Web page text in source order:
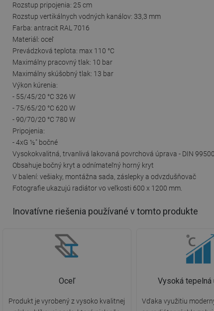
Rozstup pripojenia: 25 cm
Rozstup vertikálnych vodných kanálov: 33,3 mm
Farba: antracit RAL 7016
Materiál: oceľ
Prevádzková teplota: max 110 °C
Maximálny pracovný tlak: 10 bar
Maximálny skúšobný tlak: 13 bar
Výkon kúrenia:
- 55/45/20 °C 326 W
- 75/65/20 °C 620 W
- 90/70/20 °C 780 W
Pripojenia:
- 4xG ½″ bočné
Vysokokvalitná, trvanlivá lakovaná povrchová úprava - DIN 99500
Obsahuje bočný kryt a odnímateľný horný kryt
V balení: vešiaky, montážna sada, záslepky a odvzdušňovač
Fotografie ukazujú radiátor vo veľkosti 600 x 1200 mm.
Inovatívne riešenia používané v tomto produkte
Oceľ
Produkt je vyrobený z vysoko kvalitnej
Vysoká tepelná
Vďaka využitiu